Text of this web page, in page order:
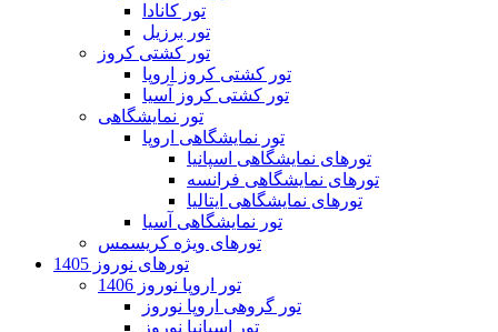
تور کانادا
تور برزیل
تور کشتی کروز
تور کشتی کروز اروپا
تور کشتی کروز آسیا
تور نمایشگاهی
تور نمایشگاهی اروپا
تورهای نمایشگاهی اسپانیا
تورهای نمایشگاهی فرانسه
تورهای نمایشگاهی ایتالیا
تور نمایشگاهی آسیا
تورهای ویژه کریسمس
تورهای نوروز 1405
تور اروپا نوروز 1406
تور گروهی اروپا نوروز
تور اسپانیا نوروز